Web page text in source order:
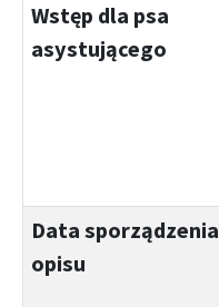
Wstęp dla psa
asystującego
Data sporządzenia
opisu